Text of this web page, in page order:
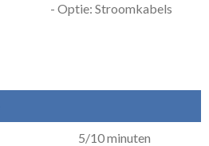
- Optie: Stroomkabels
5/10 minuten